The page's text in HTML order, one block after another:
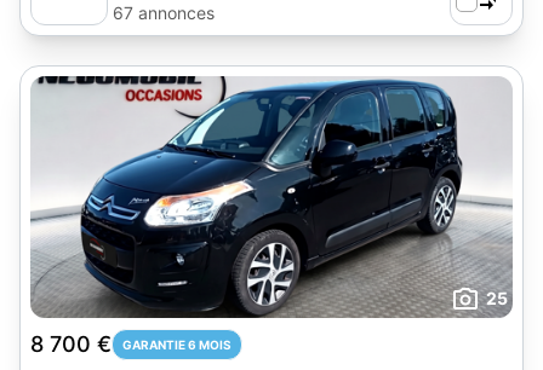
67 annonces
25
8 700 € GARANTIE 6 MOIS